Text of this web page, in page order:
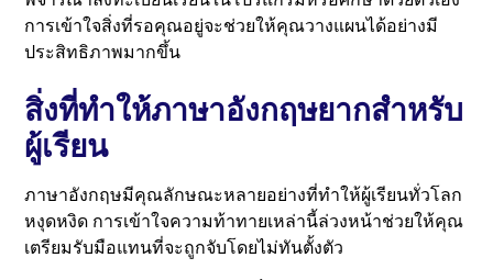
การเข้าใจสิ่งที่รอคุณอยู่จะช่วยให้คุณวางแผนได้อย่างมี
ประสิทธิภาพมากขึ้น
สิ่งที่ทำให้ภาษาอังกฤษยากสำหรับ
ผู้เรียน
ภาษาอังกฤษมีคุณลักษณะหลายอย่างที่ทำให้ผู้เรียนทั่วโลก
หงุดหงิด การเข้าใจความท้าทายเหล่านี้ล่วงหน้าช่วยให้คุณ
เตรียมรับมือแทนที่จะถูกจับโดยไม่ทันตั้งตัว